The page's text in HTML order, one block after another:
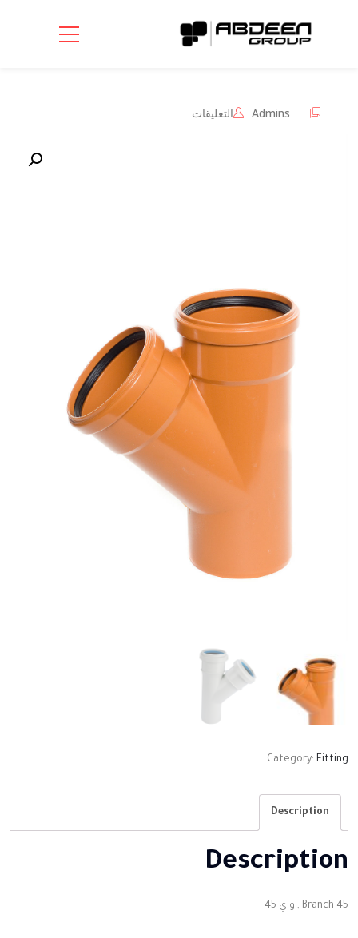
Admins التعليقات
Category: Fitting
Description
Description
Branch 45 , واي 45